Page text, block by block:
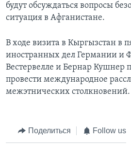
будут обсуждаться вопросы
ситуация в Афганистане.
В ходе визита в Кыргызстан в
иностранных дел Германии и
Вестервелле и Бернар Кушнер
провести международное
межэтнических столкновений.
Поделиться Follow us